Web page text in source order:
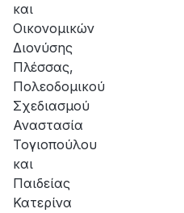
και
Οικονομικών
Διονύσης
Πλέσσας,
Πολεοδομικού
Σχεδιασμού
Αναστασία
Τογιοπούλου
και
Παιδείας
Κατερίνα